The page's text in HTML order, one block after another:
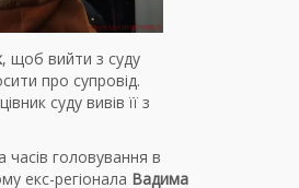
, щоб вийти з суду
про супровід.
суду вивів її з
часів головування в
екс-регіонала Вадима